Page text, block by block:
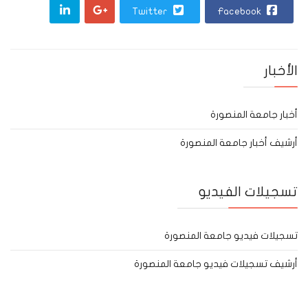
الأخبار
أخبار جامعة المنصورة
أرشيف أخبار جامعة المنصورة
تسجيلات الفيديو
تسجيلات فيديو جامعة المنصورة
أرشيف تسجيلات فيديو جامعة المنصورة